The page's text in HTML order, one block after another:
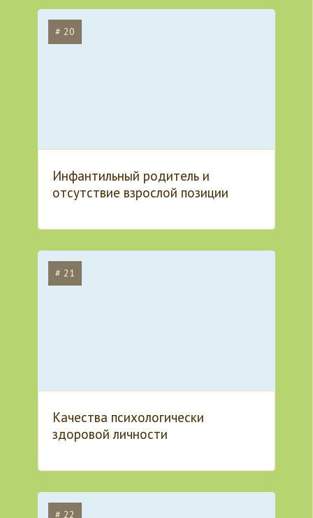
# 20
Инфантильный родитель и
отсутствие взрослой позиции
# 21
Качества психологически
здоровой личности
# 22